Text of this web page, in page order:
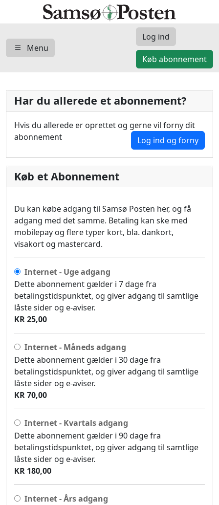
Menu
Log ind
Køb abonnement
Har du allerede et abonnement?
Hvis du allerede er oprettet og gerne vil forny dit
abonnement
Log ind og forny
Køb et Abonnement
Du kan købe adgang til Samsø Posten her, og få
adgang med det samme. Betaling kan ske med
mobilepay og flere typer kort, bla. dankort,
visakort og mastercard.
Internet - Uge adgang
Dette abonnement gælder i 7 dage fra
betalingstidspunktet, og giver adgang til samtlige
låste sider og e-aviser.
KR 25,00
Internet - Måneds adgang
Dette abonnement gælder i 30 dage fra
betalingstidspunktet, og giver adgang til samtlige
låste sider og e-aviser.
KR 70,00
Internet - Kvartals adgang
Dette abonnement gælder i 90 dage fra
betalingstidspunktet, og giver adgang til samtlige
låste sider og e-aviser.
KR 180,00
Internet - Års adgang